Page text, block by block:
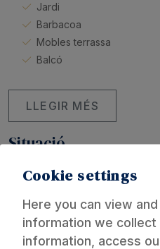
Jardi
Barbacoa
Mobles terrassa
Balcó
LLEGIR MÉS
Situació
+
−
Cookie settings
Here you can view
information we collect
information, access